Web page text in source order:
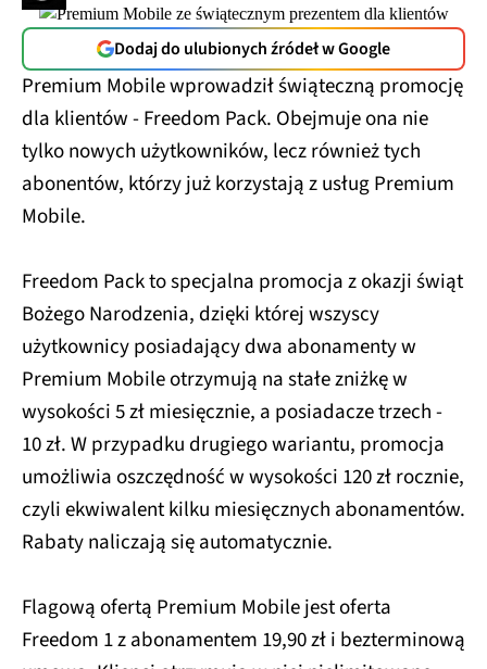
Dodaj do ulubionych źródeł w Google
Premium Mobile wprowadził świąteczną promocję
dla klientów - Freedom Pack. Obejmuje ona nie
tylko nowych użytkowników, lecz również tych
abonentów, którzy już korzystają z usług Premium
Mobile.
Freedom Pack to specjalna promocja z okazji świąt
Bożego Narodzenia, dzięki której wszyscy
użytkownicy posiadający dwa abonamenty w
Premium Mobile otrzymują na stałe zniżkę w
wysokości 5 zł miesięcznie, a posiadacze trzech -
10 zł. W przypadku drugiego wariantu, promocja
umożliwia oszczędność w wysokości 120 zł rocznie,
czyli ekwiwalent kilku miesięcznych abonamentów.
Rabaty naliczają się automatycznie.
Flagową ofertą Premium Mobile jest oferta
Freedom 1 z abonamentem 19,90 zł i bezterminową